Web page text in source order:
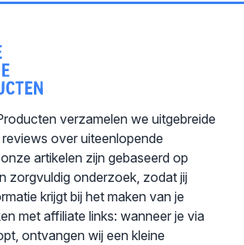
verzamelen we uitgebreide
over uiteenlopende
artikelen zijn gebaseerd op
zorgvuldig onderzoek, zodat jij
krijgt bij het maken van je
met affiliate links: wanneer je via
ontvangen wij een kleine